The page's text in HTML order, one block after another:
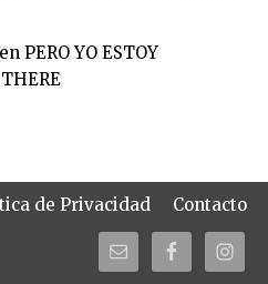
en PERO YO ESTOY
de Privacidad Contacto